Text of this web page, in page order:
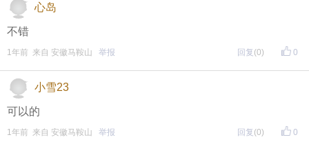
心岛
不错
0
1年前 来自 安徽马鞍山 举报 回复 (0)
小雪23
可以的
0
1年前 来自 安徽马鞍山 举报 回复 (0)